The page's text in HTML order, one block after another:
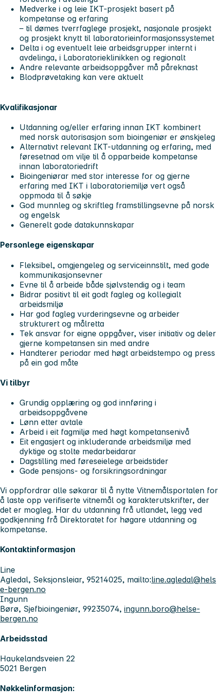
Medverke i og leie IKT-prosjekt basert på
kompetanse og erfaring
– til dømes tverrfaglege prosjekt, nasjonale prosjekt
og prosjekt knytt til laboratorieinformasjonssystemet
Delta i og eventuelt leie arbeidsgrupper internt i
avdelinga, i Laboratorieklinikken og regionalt
Andre relevante arbeidsoppgåver må påreknast
Blodprøvetaking kan vere aktuelt
Kvalifikasjonar
Utdanning og/eller erfaring innan IKT kombinert
med norsk autorisasjon som bioingeniør er ønskjeleg
Alternativt relevant IKT-utdanning og erfaring, med
føresetnad om vilje til å opparbeide kompetanse
innan laboratoriedrift
Bioingeniørar med stor interesse for og gjerne
erfaring med IKT i laboratoriemiljø vert også
oppmoda til å søkje
God munnleg og skriftleg framstillingsevne på norsk
og engelsk
Generelt gode datakunnskapar
Personlege eigenskapar
Fleksibel, omgjengeleg og serviceinnstilt, med gode
kommunikasjonsevner
Evne til å arbeide både sjølvstendig og i team
Bidrar positivt til eit godt fagleg og kollegialt
arbeidsmiljø
Har god fagleg vurderingsevne og arbeider
strukturert og målretta
Tek ansvar for eigne oppgåver, viser initiativ og deler
gjerne kompetansen sin med andre
Handterer periodar med høgt arbeidstempo og press
på ein god måte
Vi tilbyr
Grundig opplæring og god innføring i
arbeidsoppgåvene
Lønn etter avtale
Arbeid i eit fagmiljø med høgt kompetansenivå
Eit engasjert og inkluderande arbeidsmiljø med
dyktige og stolte medarbeidarar
Dagstilling med føreseielege arbeidstider
Gode pensjons- og forsikringsordningar
Vi oppfordrar alle søkarar til å nytte Vitnemålsportalen for
å laste opp verifiserte vitnemål og karakterutskrifter, der
det er mogleg. Har du utdanning frå utlandet, legg ved
godkjenning frå Direktoratet for høgare utdanning og
kompetanse.
Kontaktinformasjon
Line
Agledal, Seksjonsleiar, 95214025, mailto:line.agledal@hels
e-bergen.no
Ingunn
Børø, Sjefbioingeniør, 99235074, ingunn.boro@helse-
bergen.no
Arbeidsstad
Haukelandsveien 22
5021 Bergen
Nøkkelinformasjon: